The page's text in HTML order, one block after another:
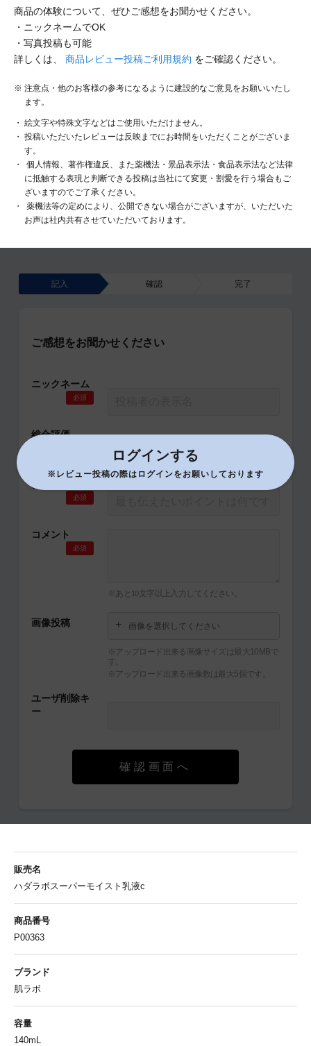
商品の体験について、ぜひご感想をお聞かせください。
・ニックネームでOK
・写真投稿も可能
詳しくは、 商品レビュー投稿ご利用規約 をご確認ください。
注意点・他のお客様の参考になるように建設的なご意見をお願いいたし
ます。
絵文字や特殊文字などはご使用いただけません。
投稿いただいたレビューは反映までにお時間をいただくことがございま
す。
個人情報、著作権違反、また薬機法・景品表示法・食品表示法など法律
に抵触する表現と判断できる投稿は当社にて変更・割愛を行う場合もご
ざいますのでご了承ください。
薬機法等の定めにより、公開できない場合がございますが、いただいた
お声は社内共有させていただいております。
記入 確認 完了
ご感想をお聞かせください
ニックネーム
必須
総合評価
タイトル
必須
コメント
必須
※あと 10 文字以上入力してください。
画像投稿 画像を選択してください
※アップロード出来る画像サイズは最大10MBで
す。
※アップロード出来る画像数は最大5個です。
ユーザ削除キ
ー
確認画面へ
ログインする
※レビュー投稿の際はログインをお願いしております
販売名
ハダラボスーパーモイスト乳液c
商品番号
P00363
ブランド
肌ラボ
容量
140mL